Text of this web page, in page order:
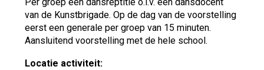
van de Kunstbrigade. Op de dag van de voorstelling
eerst een generale per groep van 15 minuten.
Aansluitend voorstelling met de hele school.
Locatie activiteit: